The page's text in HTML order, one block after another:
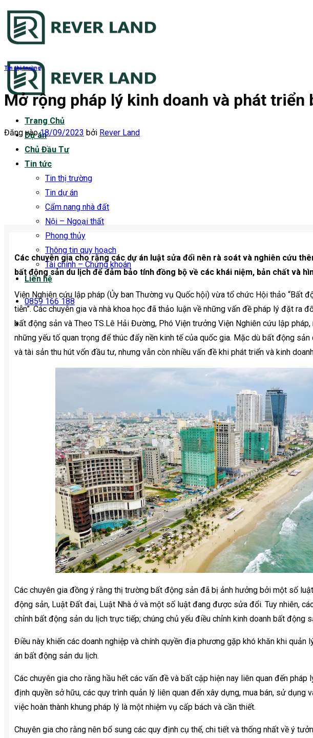
Bỏ
nội
Trang Chủ
Dự án
Chủ Đầu Tư
Tin tức
Tin thị trường
Tin dự án
Cẩm nang nhà đất
Nội – Ngoại thất
Phong thủy
Thông tin quy hoạch
Tài chính – Chứng khoán
Liên hệ
0859 166 188
Tin thị trường
Mở rộng pháp lý kinh doanh và phát triển
Đăng vào18/09/2023 bởi Rever Land
Các chuyên gia cho rằng các dự án luật sửa đổi nên rà soát và nghiên cứu
bất động sản du lịch để đảm bảo tính đồng bộ về các khái niệm, bản chất và
Viện Nghiên cứu lập pháp (Ủy ban Thường vụ Quốc hội) vừa tổ chức Hội thảo “Bất
tiễn”. Các chuyên gia và nhà khoa học đã thảo luận về những vấn đề pháp lý đặt ra
bất động sản và Theo TS.Lê Hải Đường, Phó Viện trưởng Viện Nghiên cứu lập
những yếu tố quan trọng để thúc đẩy nền kinh tế của quốc gia. Mặc dù bất động
và tài sản thu hút vốn đầu tư, nhưng vẫn còn nhiều vấn đề khi phát triển và kinh
Các chuyên gia đồng ý rằng thị trường bất động sản đã bị ảnh hưởng bởi một số
động sản, Luật Đất đai, Luật Nhà ở và một số luật đang được sửa đổi. Tuy nhiên,
chỉnh bất động sản du lịch trực tiếp; chúng chủ yếu điều chỉnh kinh doanh bất động
Điều này khiến các doanh nghiệp và chính quyền địa phương gặp khó khăn khi quản
án bất động sản du lịch.
Các chuyên gia cho rằng hầu hết các vấn đề và bất cập hiện nay liên quan đến pháp
định quyền sở hữu, các quy trình quản lý liên quan đến xây dựng, mua bán, sử dụng
việc hoàn thành khung pháp lý là một nhiệm vụ cấp bách và cần thiết.
Chuyên gia cho rằng nên bổ sung các quy định cụ thể, chi tiết và thống nhất về ý